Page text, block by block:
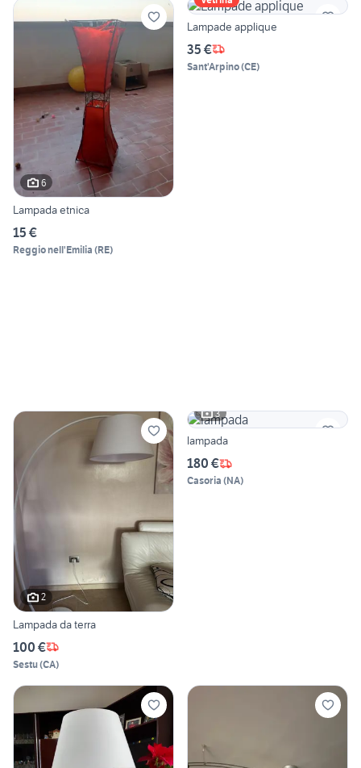
6
Lampada etnica
15 €
Reggio nell'Emilia (RE)
Lampade applique
35 €
Sant'Arpino(CE)
2
Lampada da terra
100 €
Sestu(CA)
3
lampada
180 €
Casoria (NA)